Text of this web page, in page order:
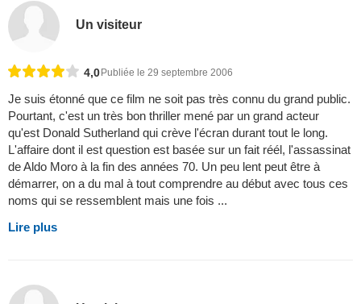
Un visiteur
4,0Publiée le 29 septembre 2006
Je suis étonné que ce film ne soit pas très connu du grand public.
Pourtant, c'est un très bon thriller mené par un grand acteur
qu'est Donald Sutherland qui crève l'écran durant tout le long.
L'affaire dont il est question est basée sur un fait réél, l'assassinat
de Aldo Moro à la fin des années 70. Un peu lent peut être à
démarrer, on a du mal à tout comprendre au début avec tous ces
noms qui se ressemblent mais une fois ...
Lire plus